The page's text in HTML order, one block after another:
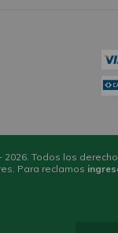
2026. Todos los
Para reclamos